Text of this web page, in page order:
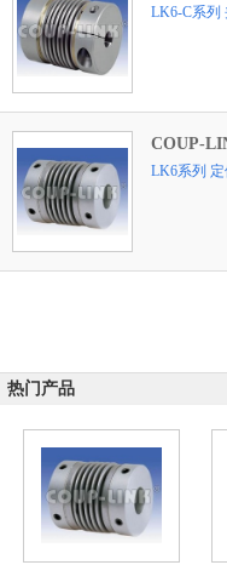
LK6-C系列
COUP-
LK6系列
热门产品